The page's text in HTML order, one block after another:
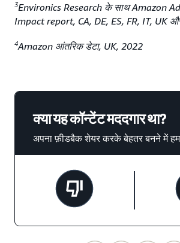
3Environics Research के साथ Amazon
Impact report, CA, DE, ES, FR, IT, UK
4Amazon आंतरिक डेटा, UK, 2022
क्या यह कॉन्टेंट मददगार था?
अपना फ़ीडबैक शेयर करके बेहतर बनने में